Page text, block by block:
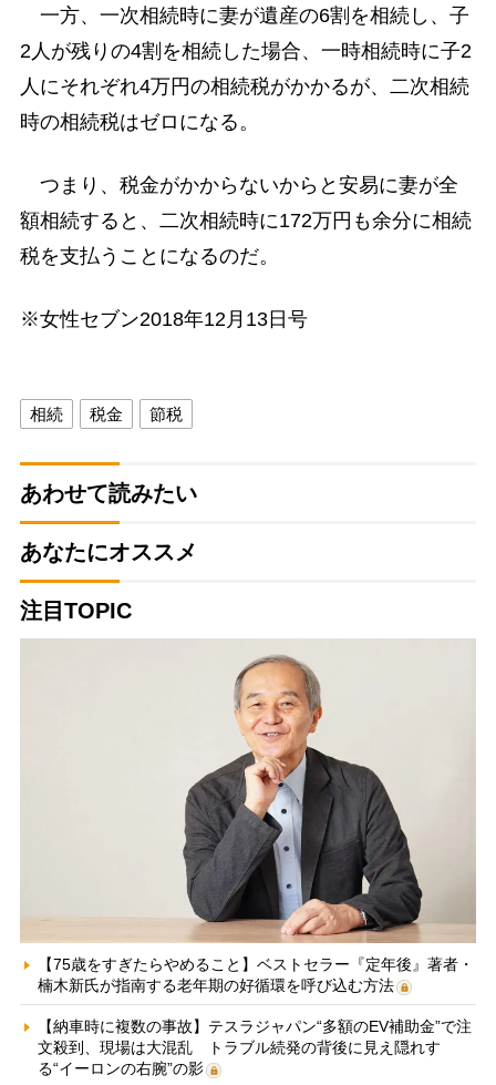
一方、一次相続時に妻が遺産の6割を相続し、子
2人が残りの4割を相続した場合、一時相続時に子2
人にそれぞれ4万円の相続税がかかるが、二次相続
時の相続税はゼロになる。
つまり、税金がかからないからと安易に妻が全
額相続すると、二次相続時に172万円も余分に相続
税を支払うことになるのだ。
※女性セブン2018年12月13日号
相続 税金 節税
あわせて読みたい
あなたにオススメ
注目TOPIC
【75歳をすぎたらやめること】ベストセラー『定年後』著者・
楠木新氏が指南する老年期の好循環を呼び込む方法
【納車時に複数の事故】テスラジャパン“多額のEV補助金”で注
文殺到、現場は大混乱 トラブル続発の背後に見え隠れす
る“イーロンの右腕”の影